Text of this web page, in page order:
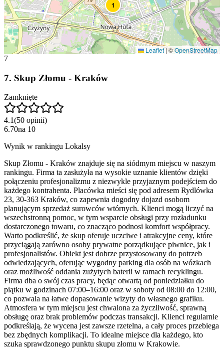
1
Leaflet|©OpenStreetMap
7
7. Skup Złomu - Kraków
Zamknięte
4.1(50 opinii)
6.70na 10
Wynik w rankingu Lokalsy
Skup Złomu - Kraków znajduje się na siódmym miejscu w naszym
rankingu. Firma ta zasłużyła na wysokie uznanie klientów dzięki
połączeniu profesjonalizmu z niezwykle przyjaznym podejściem do
każdego kontrahenta. Placówka mieści się pod adresem Rydlówka
23, 30-363 Kraków, co zapewnia dogodny dojazd osobom
planującym sprzedaż surowców wtórnych. Klienci mogą liczyć na
wszechstronną pomoc, w tym wsparcie obsługi przy rozładunku
dostarczonego towaru, co znacząco podnosi komfort współpracy.
Warto podkreślić, że skup oferuje uczciwe i atrakcyjne ceny, które
przyciągają zarówno osoby prywatne porządkujące piwnice, jak i
profesjonalistów. Obiekt jest dobrze przystosowany do potrzeb
odwiedzających, oferując wygodny parking dla osób na wózkach
oraz możliwość oddania zużytych baterii w ramach recyklingu.
Firma dba o swój czas pracy, będąc otwartą od poniedziałku do
piątku w godzinach 07:00–16:00 oraz w soboty od 08:00 do 12:00,
co pozwala na łatwe dopasowanie wizyty do własnego grafiku.
Atmosfera w tym miejscu jest chwalona za życzliwość, sprawną
obsługę oraz brak problemów podczas transakcji. Klienci regularnie
podkreślają, że wycena jest zawsze rzetelna, a cały proces przebiega
bez zbędnych komplikacji. To idealne miejsce dla każdego, kto
szuka sprawdzonego punktu skupu złomu w Krakowie.